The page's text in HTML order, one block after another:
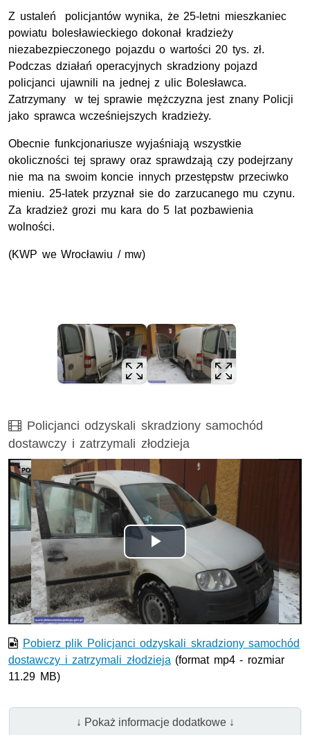
Z ustaleń policjantów wynika, że 25-letni mieszkaniec
powiatu bolesławieckiego dokonał kradzieży
niezabezpieczonego pojazdu o wartości 20 tys. zł.
Podczas działań operacyjnych skradziony pojazd
policjanci ujawnili na jednej z ulic Bolesławca.
Zatrzymany w tej sprawie mężczyzna jest znany Policji
jako sprawca wcześniejszych kradzieży.
Obecnie funkcjonariusze wyjaśniają wszystkie
okoliczności tej sprawy oraz sprawdzają czy podejrzany
nie ma na swoim koncie innych przestępstw przeciwko
mieniu. 25-latek przyznał sie do zarzucanego mu czynu.
Za kradzież grozi mu kara do 5 lat pozbawienia
wolności.
(KWP we Wrocławiu / mw)
Film
Policjanci odzyskali skradziony samochód
dostawczy i zatrzymali złodzieja
Odtwórz
wideo
Pobierz plik Policjanci odzyskali skradziony samochód
dostawczy i zatrzymali złodzieja (format mp4 - rozmiar
11.29 MB)
↓ Pokaż informacje dodatkowe ↓